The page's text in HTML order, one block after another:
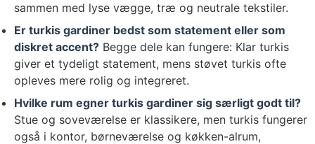
sammen med lyse vægge, træ og neutrale tekstiler.
Er turkis gardiner bedst som statement eller som
diskret accent? Begge dele kan fungere: Klar turkis
giver et tydeligt statement, mens støvet turkis ofte
opleves mere rolig og integreret.
Hvilke rum egner turkis gardiner sig særligt godt til?
Stue og soveværelse er klassikere, men turkis fungerer
også i kontor, børneværelse og køkken-alrum,